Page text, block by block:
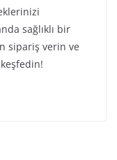
sağlıklı bir
sipariş verin ve